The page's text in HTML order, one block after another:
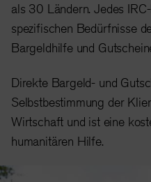
als 30 Ländern. Jedes
spezifischen Bedürfnisse
Bargeldhilfe und
Direkte Bargeld- und
Selbstbestimmung der
Wirtschaft und ist eine
humanitären Hilfe.